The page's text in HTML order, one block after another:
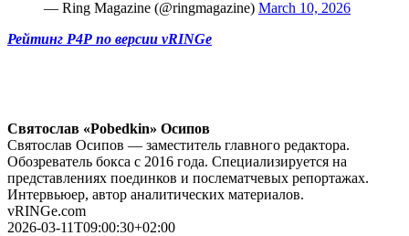
— Ring Magazine (@ringmagazine) March 10, 2026
Рейтинг Р4Р по версии vRINGe
Святослав «Pobedkin» Осипов
Святослав Осипов — заместитель главного редактора.
Обозреватель бокса с 2016 года. Специализируется на
представлениях поединков и послематчевых репортажах.
Интервьюер, автор аналитических материалов.
vRINGe.com
2026-03-11T09:00:30+02:00